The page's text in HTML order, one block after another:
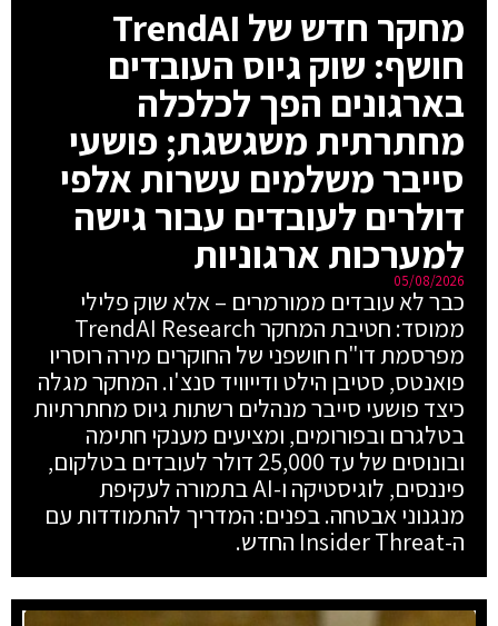
מחקר חדש של TrendAI
חושף: שוק גיוס העובדים
בארגונים הפך לכלכלה
מחתרתית משגשגת; פושעי
סייבר משלמים עשרות אלפי
דולרים לעובדים עבור גישה
למערכות ארגוניות
05/08/2026
כבר לא עובדים ממורמרים – אלא שוק פלילי
ממוסד: חטיבת המחקר TrendAI Research
מפרסמת דו"ח חושפני של החוקרים מירה רוסריו
פואנטס, סטיבן הילט ודייוויד סנצ'ו. המחקר מגלה
כיצד פושעי סייבר מנהלים רשתות גיוס מחתרתיות
בטלגרם ובפורומים, ומציעים מענקי חתימה
ובונוסים של עד 25,000 דולר לעובדים בטלקום,
פיננסים, לוגיסטיקה ו-AI בתמורה לעקיפת
מנגנוני אבטחה. בפנים: המדריך להתמודדות עם
ה-Insider Threat החדש.